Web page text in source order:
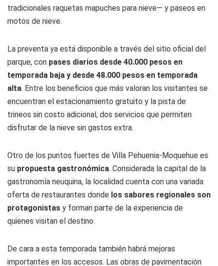
tradicionales raquetas mapuches para nieve— y paseos en
motos de nieve.
La preventa ya está disponible a través del sitio oficial del
parque, con pases diarios desde 40.000 pesos en
temporada baja y desde 48.000 pesos en temporada
alta. Entre los beneficios que más valoran los visitantes se
encuentran el estacionamiento gratuito y la pista de
trineos sin costo adicional, dos servicios que permiten
disfrutar de la nieve sin gastos extra.
Otro de los puntos fuertes de Villa Pehuenia-Moquehue es
su propuesta gastronómica. Considerada la capital de la
gastronomía neuquina, la localidad cuenta con una variada
oferta de restaurantes donde los sabores regionales son
protagonistas y forman parte de la experiencia de
quienes visitan el destino.
De cara a esta temporada también habrá mejoras
importantes en los accesos. Las obras de pavimentación